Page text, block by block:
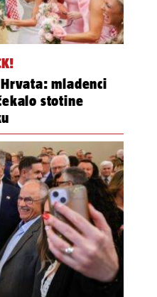
mladenci
stotine